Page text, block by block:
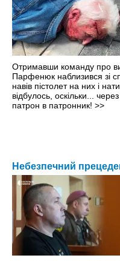
Отримавши команду про
Парфенюк наблизився зі
навів пістолет на них і
відбулось, оскільки...
патрон в патронник! >>
Небезпечний